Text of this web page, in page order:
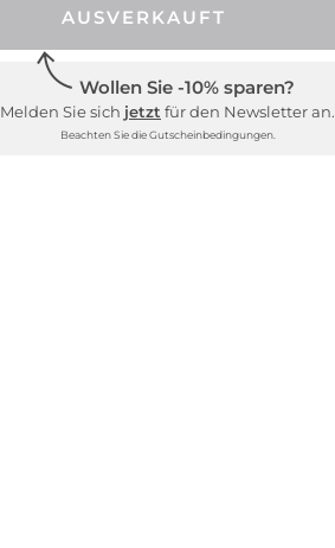
AUSVERKAUFT
Wollen Sie -10% sparen?
Melden Sie sich jetzt für den Newsletter an.
Beachten Sie die Gutscheinbedingungen.